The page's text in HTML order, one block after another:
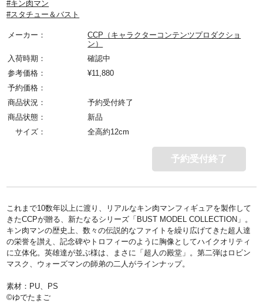
#キン肉マン
#スタチュー＆バスト
メーカー：
CCP（キャラクターコンテンツプロダクショ
ン）
入荷時期：
確認中
参考価格：
¥11,880
予約価格：
商品状況：
予約受付終了
商品状態：
新品
サイズ：
全高約12cm
予約受付終了
これまで10数年以上に渡り、リアルなキン肉マンフィギュアを製作して
きたCCPが贈る、新たなるシリーズ「BUST MODEL COLLECTION」。
キン肉マンの歴史上、数々の伝説的なファイトを繰り広げてきた超人達
の栄誉を讃え、記念碑やトロフィーのように胸像としてハイクオリティ
に立体化。英雄達が並ぶ様は、まさに「超人の殿堂」。第二弾はロビン
マスク、ウォーズマンの師弟の二人がラインナップ。
素材：PU、PS
©ゆでたまご